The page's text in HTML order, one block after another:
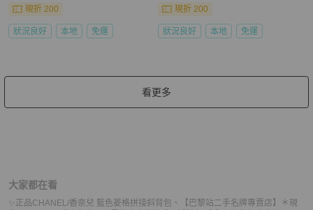
現折 200
狀況良好 本地 免運
現折 200
狀況良好 本地 免運
看更多
大家都在看
✨正品CHANEL/香奈兒 藍色菱格拼接斜背包 、
【巴黎站二手名牌專賣店】＊現